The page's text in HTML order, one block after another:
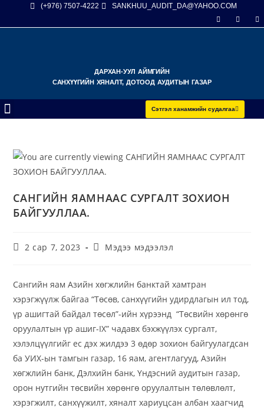
(+976) 7507-4222 SANKHUU_AUDIT_DA@YAHOO.COM
ДАРХАН-УУЛ АЙМГИЙН
САНХҮҮГИЙН ХЯНАЛТ, ДОТООД АУДИТЫН ГАЗАР
Сэтгэл ханамжийн судалгаа
САНГИЙН ЯАМНААС СУРГАЛТ ЗОХИОН
БАЙГУУЛЛАА.
2 сар 7, 2023 Мэдээ мэдээлэл
Сангийн яам Азийн хөгжлийн банктай хамтран
хэрэгжүүлж байгаа “Төсөв, санхүүгийн удирдлагын ил тод,
үр ашигтай байдал төсөл”-ийн хүрээнд “Төсвийн хөрөнгө
оруулалтын үр ашиг-IX” чадавх бэхжүүлэх сургалт,
хэлэлцүүлгийг ес дэх жилдээ 3 өдөр зохион байгуулагдсан
ба УИХ-ын тамгын газар, 16 яам, агентлагууд, Азийн
хөгжлийн банк, Дэлхийн банк, Үндэсний аудитын газар,
орон нутгийн төсвийн хөрөнгө оруулалтын төлөвлөлт,
хэрэгжилт, санхүүжилт, хяналт хариуцсан албан хаагчид